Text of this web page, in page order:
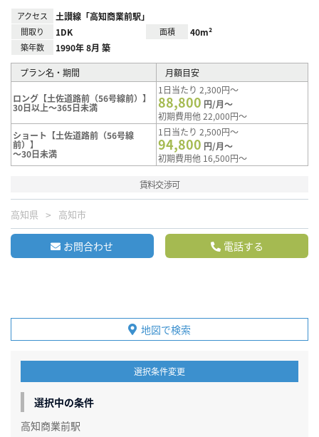
アクセス 土讃線「高知商業前駅」
間取り 1DK 面積 40m²
築年数 1990年 8月 築
プラン名・期間 月額目安
ロング【土佐道路前（56号線前）】
30日以上～365日未満
1日当たり 2,300円～
88,800 円/月～
初期費用他 22,000円～
ショート【土佐道路前（56号線
前）】
～30日未満
1日当たり 2,500円～
94,800 円/月～
初期費用他 16,500円～
賃料交渉可
高知県 高知市
お問合わせ 電話する
地図で検索
選択条件変更
選択中の条件
高知商業前駅